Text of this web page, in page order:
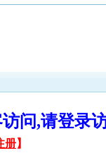
访问,请登
册】